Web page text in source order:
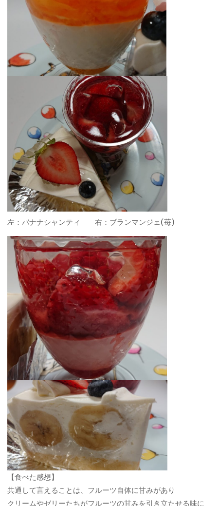
左：バナナシャンティ 右：ブランマンジェ(苺)
【食べた感想】
共通して言えることは、フルーツ自体に甘みがあり
クリームやゼリーたちがフルーツの甘みを引き立たせる味に